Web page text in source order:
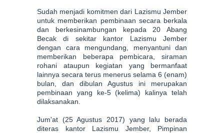
Sudah menjadi komitmen dari Lazismu Jember
untuk memberikan pembinaan secara berkala
dan berkesinambungan kepada 20 Abang
Becak di sekitar kantor Lazismu Jember
dengan cara mengundang, menyantuni dan
memberikan beberapa pembicara, siraman
rohani ataupun kegiatan yang bermanfaat
lainnya secara terus menerus selama 6 (enam)
bulan, dan dibulan Agustus ini merupakan
pembinaan yang ke-5 (kelima) kalinya telah
dilaksanakan.
Jum'at (25 Agustus 2017) yang lalu berada
diteras kantor Lazismu Jember, Pimpinan